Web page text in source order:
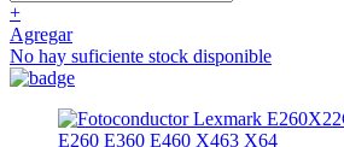
+
Agregar
No hay suficiente stock disponible